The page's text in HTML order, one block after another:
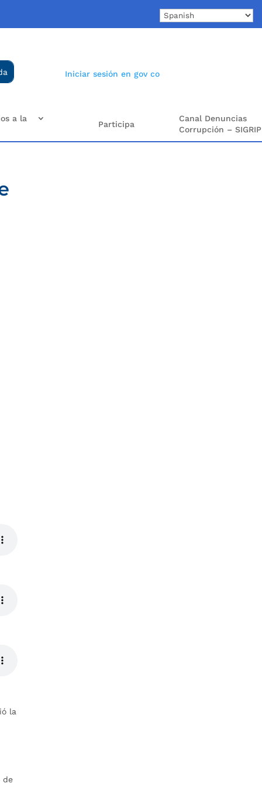
Iniciar sesión en gov co
a la
Participa
Canal Denuncias
Corrupción – SIGRIP
la
de